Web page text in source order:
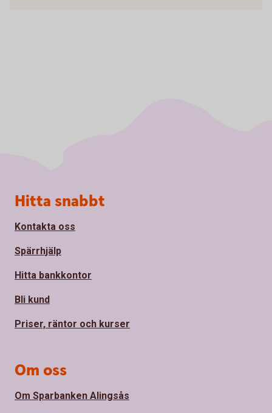
Sidfot
Hitta snabbt
Kontakta oss
Spärrhjälp
Hitta bankkontor
Bli kund
Priser, räntor och kurser
Om oss
Om Sparbanken Alingsås